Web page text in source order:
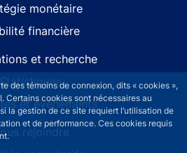
des témoins de connexion, dits « cookies »,
Certains cookies sont nécessaires au
la gestion de ce site requiert l’utilisation de
et de performance. Ces cookies requis
monétaire
financière
et recherche
et événements
rejoindre